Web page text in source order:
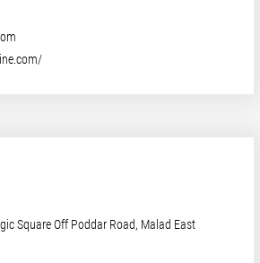
Square Off Poddar Road, Malad East